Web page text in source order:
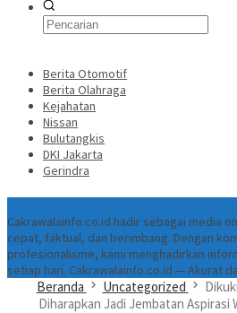
Berita Otomotif
Berita Olahraga
Kejahatan
Nissan
Bulutangkis
DKI Jakarta
Gerindra
Cakrawalainfo.co.id hadir sebagai media
cepat, faktual, dan berimbang. Dengan
profesionalisme, kami menghadirkan
setiap hari. Cakrawalainfo.co.id — Akurat
Beranda Uncategorized
Diharapkan Jadi Jembatan Aspirasi